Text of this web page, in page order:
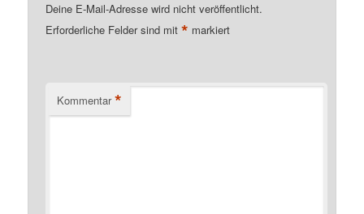
Deine E-Mail-Adresse wird nicht veröffentlicht.
Erforderliche Felder sind mit* markiert
Kommentar *